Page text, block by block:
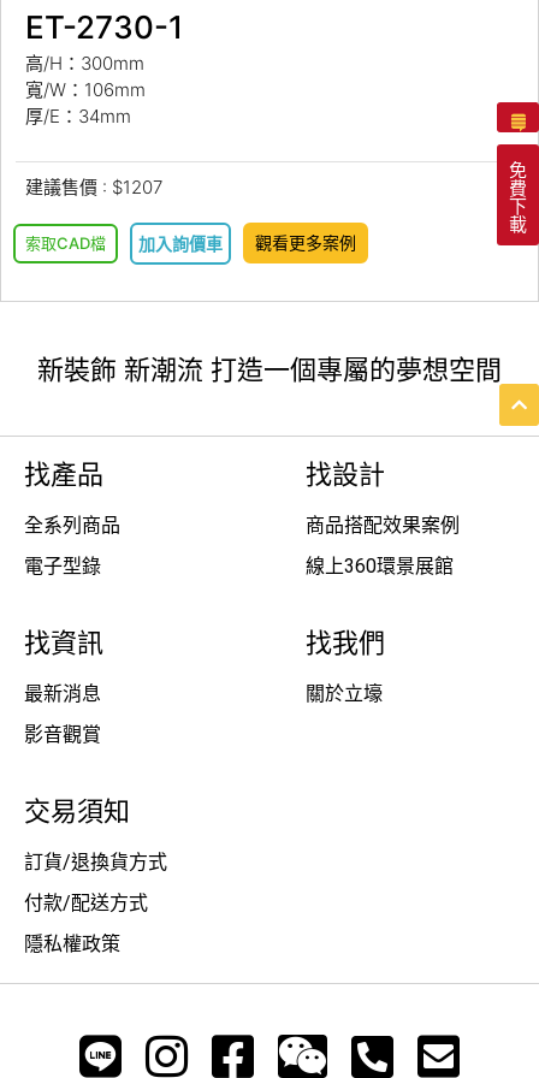
ET-2730-1
高/H：300mm
寬/W：106mm
厚/E：34mm
建議售價 : $1207
索取CAD檔 加入詢價車 觀看更多案例
免
費
下
載
新裝飾 新潮流 打造一個專屬的夢想空間
找產品
全系列商品
電子型錄
找設計
商品搭配效果案例
線上360環景展館
找資訊
最新消息
影音觀賞
找我們
關於立壕
交易須知
訂貨/退換貨方式
付款/配送方式
隱私權政策